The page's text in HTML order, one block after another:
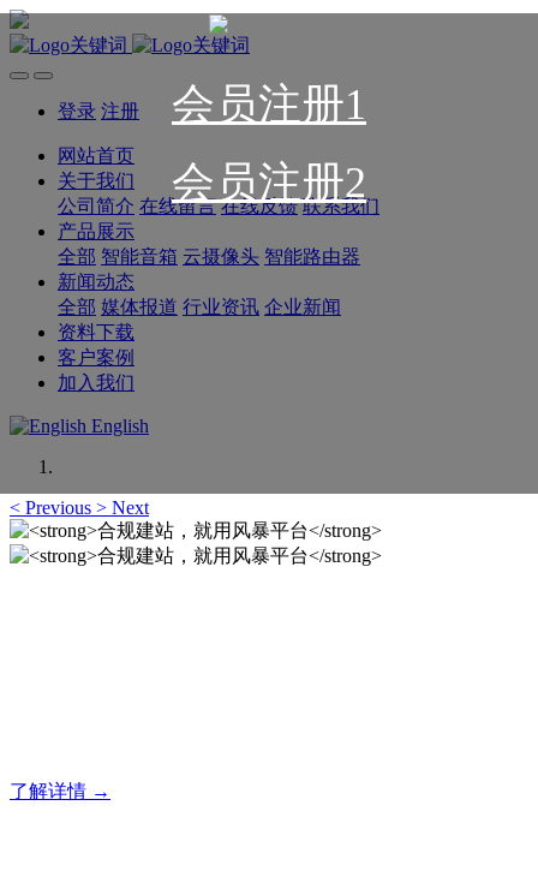
会员注册1
会员注册2
登录 注册
网站首页
关于我们
公司简介 在线留言 在线反馈 联系我们
产品展示
全部 智能音箱 云摄像头 智能路由器
新闻动态
全部 媒体报道 行业资讯 企业新闻
资料下载
客户案例
加入我们
English
< Previous > Next
了解详情 →